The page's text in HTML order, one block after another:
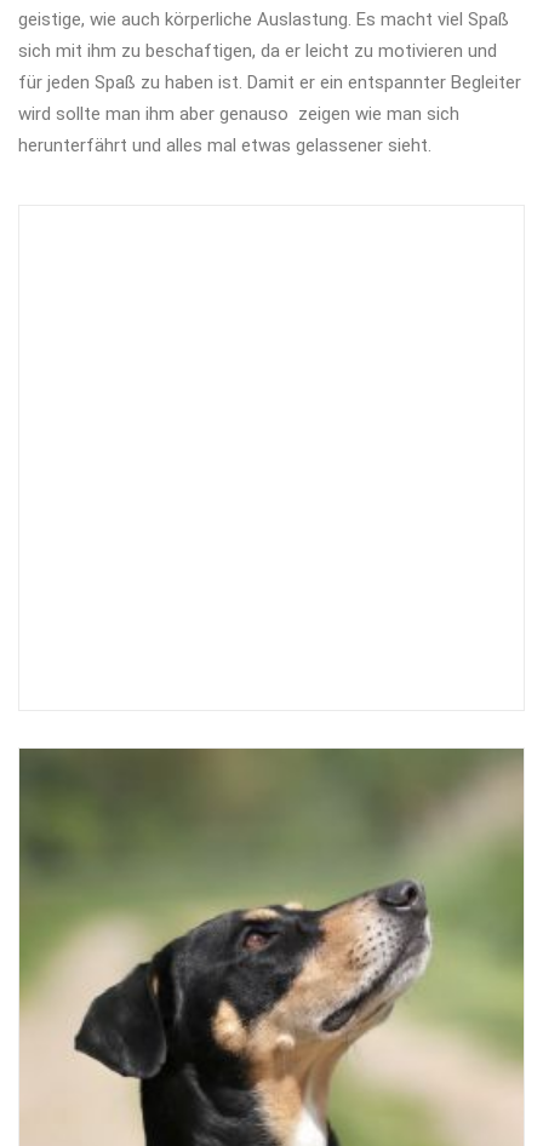
geistige, wie auch körperliche Auslastung. Es macht viel Spaß
sich mit ihm zu beschaftigen, da er leicht zu motivieren und
für jeden Spaß zu haben ist. Damit er ein entspannter Begleiter
wird sollte man ihm aber genauso zeigen wie man sich
herunterfährt und alles mal etwas gelassener sieht.